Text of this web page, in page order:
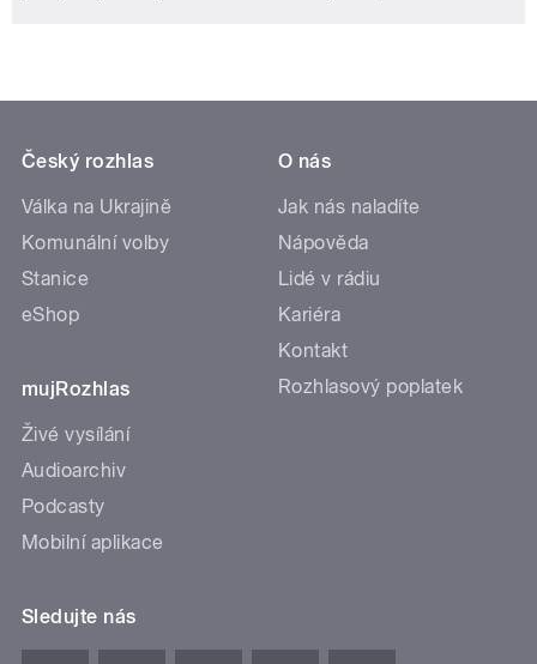
Český rozhlas
Válka na Ukrajině
Komunální volby
Stanice
eShop
mujRozhlas
Živé vysílání
Audioarchiv
Podcasty
Mobilní aplikace
O nás
Jak nás naladíte
Nápověda
Lidé v rádiu
Kariéra
Kontakt
Rozhlasový poplatek
Sledujte nás